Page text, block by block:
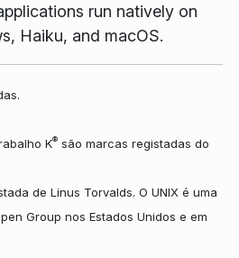
run natively on
Haiku, and macOS.
K® são marcas registadas do
de Linus Torvalds. O UNIX é uma
Group nos Estados Unidos e em